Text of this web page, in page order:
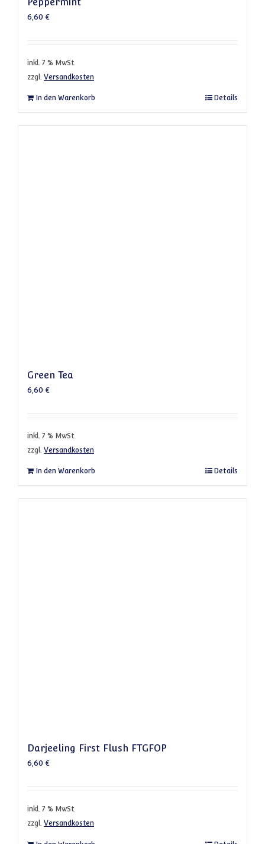
6,60 €
inkl. 7 % MwSt.
zzgl. Versandkosten
In den Warenkorb Details
Green Tea
6,60 €
inkl. 7 % MwSt.
zzgl. Versandkosten
In den Warenkorb Details
Darjeeling First Flush FTGFOP
6,60 €
inkl. 7 % MwSt.
zzgl. Versandkosten